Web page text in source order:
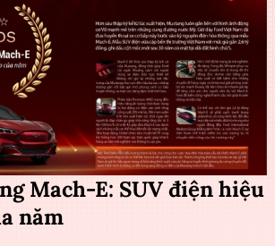
Mach-E: SUV điện hiệu
năm